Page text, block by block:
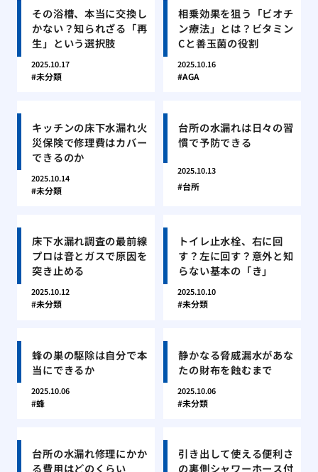
その浴槽、本当に交換し
かない？知られざる「再
生」という選択肢
2025.10.17
未分類
相乗効果を狙う「ビオチ
ン療法」とは？ビタミン
Cと善玉菌の役割
2025.10.16
AGA
キッチンの床下水漏れ火
災保険で修理費はカバー
できるのか
2025.10.14
未分類
台所の水漏れは日々の習
慣で予防できる
2025.10.13
台所
床下水漏れ調査の最前線
プロは音とガスで原因を
突き止める
2025.10.12
未分類
トイレ止水栓、右に回
す？左に回す？意外と知
らない基本の「き」
2025.10.10
未分類
蜂の巣の駆除は自分で本
当にできるか
2025.10.06
蜂
静かなる脅威漏水があな
たの財布を蝕むまで
2025.10.06
未分類
台所の水漏れ修理にかか
る費用はどのくらい
引き出して使える便利さ
の裏側シャワーホース付